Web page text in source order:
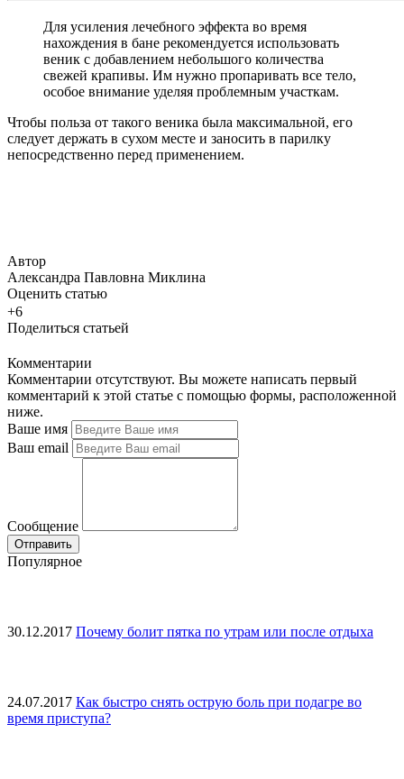
Для усиления лечебного эффекта во время
нахождения в бане рекомендуется использовать
веник с добавлением небольшого количества
свежей крапивы. Им нужно пропаривать все тело,
особое внимание уделяя проблемным участкам.
Чтобы польза от такого веника была максимальной, его
следует держать в сухом месте и заносить в парилку
непосредственно перед применением.
Автор
Александра Павловна Миклина
Оценить статью
+6
Поделиться статьей
Комментарии
Комментарии отсутствуют. Вы можете написать первый
комментарий к этой статье с помощью формы, расположенной
ниже.
Ваше имя
Ваш email
Сообщение
Популярное
30.12.2017 Почему болит пятка по утрам или после отдыха
24.07.2017 Как быстро снять острую боль при подагре во
время приступа?